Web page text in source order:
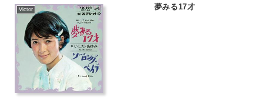
Victor 夢みる17才